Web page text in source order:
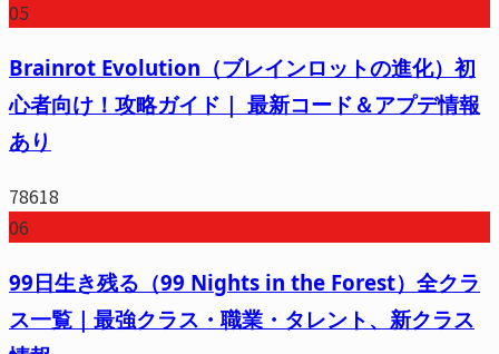
05
Brainrot Evolution（ブレインロットの進化）初
心者向け！攻略ガイド｜ 最新コード＆アプデ情報
あり
78618
06
99日生き残る（99 Nights in the Forest）全クラ
ス一覧｜最強クラス・職業・タレント、新クラス